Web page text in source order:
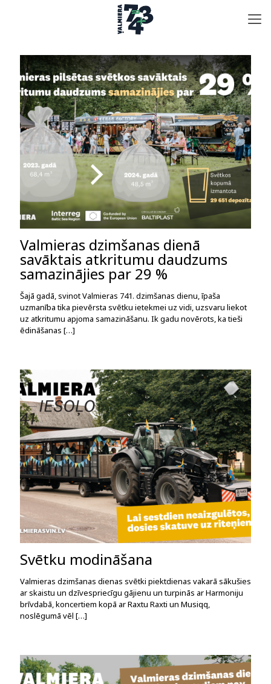
Valmieras dzimšanas dienā
savāktais atkritumu daudzums
samazinājies par 29 %
Šajā gadā, svinot Valmieras 741. dzimšanas dienu, īpaša
uzmanība tika pievērsta svētku ietekmei uz vidi, uzsvaru liekot
uz atkritumu apjoma samazināšanu. Ik gadu novērots, ka tieši
ēdināšanas […]
Svētku modināšana
Valmieras dzimšanas dienas svētki piektdienas vakarā sākušies
ar skaistu un dzīvespriecīgu gājienu un turpinās ar Harmoniju
brīvdabā, koncertiem kopā ar Raxtu Raxti un Musiqq,
noslēgumā vēl […]